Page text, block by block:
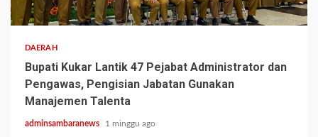
3 min read
DAERAH
Bupati Kukar Lantik 47 Pejabat Administrator dan
Pengawas, Pengisian Jabatan Gunakan
Manajemen Talenta
adminsambaranews 1 minggu ago